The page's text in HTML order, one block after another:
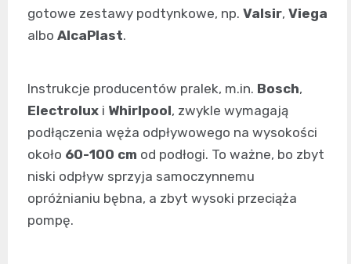
gotowe zestawy podtynkowe, np. Valsir, Viega
albo AlcaPlast.
Instrukcje producentów pralek, m.in. Bosch,
Electrolux i Whirlpool, zwykle wymagają
podłączenia węża odpływowego na wysokości
około 60-100 cm od podłogi. To ważne, bo zbyt
niski odpływ sprzyja samoczynnemu
opróżnianiu bębna, a zbyt wysoki przeciąża
pompę.